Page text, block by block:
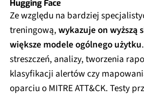
Hugging Face
Ze względu na bardziej
treningową,wykazuje on wyższą
większe modele ogólnego użytku
streszczeń, analizy, tworzenia
klasyfikacji alertów czy
oparciu o MITRE ATT&CK. Testy